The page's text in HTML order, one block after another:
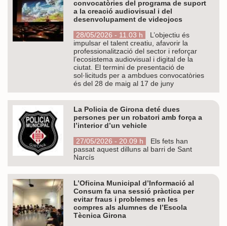
convocatòries del programa de suport
a la creació audiovisual i del
desenvolupament de videojocs
28/05/2026 - 11.03 h
L’objectiu és
impulsar el talent creatiu, afavorir la
professionalització del sector i reforçar
l’ecosistema audiovisual i digital de la
ciutat. El termini de presentació de
sol·licituds per a ambdues convocatòries
és del 28 de maig al 17 de juny
La Policia de Girona deté dues
persones per un robatori amb força a
l’interior d’un vehicle
27/05/2026 - 20.09 h
Els fets han
passat aquest dilluns al barri de Sant
Narcís
L’Oficina Municipal d’Informació al
Consum fa una sessió pràctica per
evitar fraus i problemes en les
compres als alumnes de l’Escola
Tècnica Girona